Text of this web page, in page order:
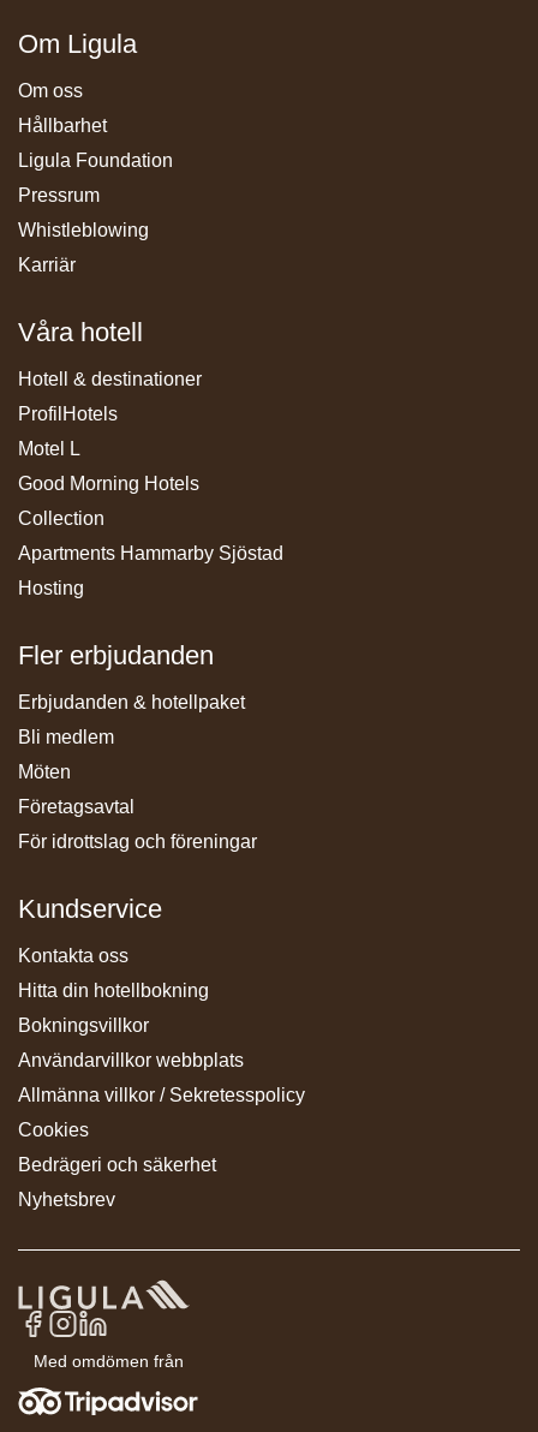
Om Ligula
Om oss
Hållbarhet
Ligula Foundation
Pressrum
Whistleblowing
Karriär
Våra hotell
Hotell & destinationer
ProfilHotels
Motel L
Good Morning Hotels
Collection
Apartments Hammarby Sjöstad
Hosting
Fler erbjudanden
Erbjudanden & hotellpaket
Bli medlem
Möten
Företagsavtal
För idrottslag och föreningar
Kundservice
Kontakta oss
Hitta din hotellbokning
Bokningsvillkor
Användarvillkor webbplats
Allmänna villkor / Sekretesspolicy
Cookies
Bedrägeri och säkerhet
Nyhetsbrev
Med omdömen från